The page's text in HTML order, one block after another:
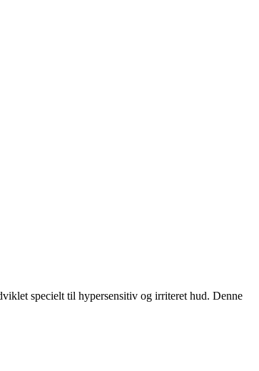
specielt til hypersensitiv og irriteret hud. Denne